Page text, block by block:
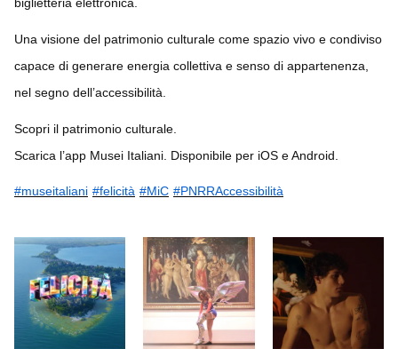
biglietteria elettronica.
Una visione del patrimonio culturale come spazio vivo e condiviso
capace di generare energia collettiva e senso di appartenenza,
nel segno dell’accessibilità.
Scopri il patrimonio culturale.
Scarica l’app Musei Italiani. Disponibile per iOS e Android.
#museitaliani #felicità #MiC #PNRRAccessibilità